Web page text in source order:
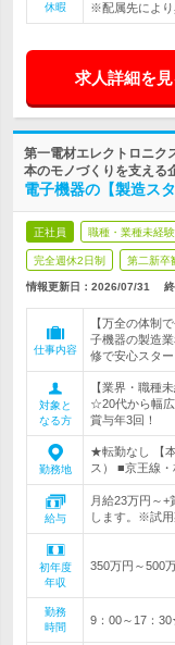
休暇
※配属先によ
求人詳細を見
第一電材エレクトロニク
本のモノづくりを支える
電子機器の【製造ス
正社員 職種・業種未経
完全週休2日制 第二新卒
情報更新日：2026/07/31
仕事内容
【万全の体制
子機器の製造
修で安心スター
対象と
なる方
【業界・職種
☆20代から幅
賞与年3回！
勤務地
★転勤なし 【
ス） ■京王線
給与
月給23万円～
します。※試用
初年度
年収
350万円～500
勤務
時間
9：00～17：